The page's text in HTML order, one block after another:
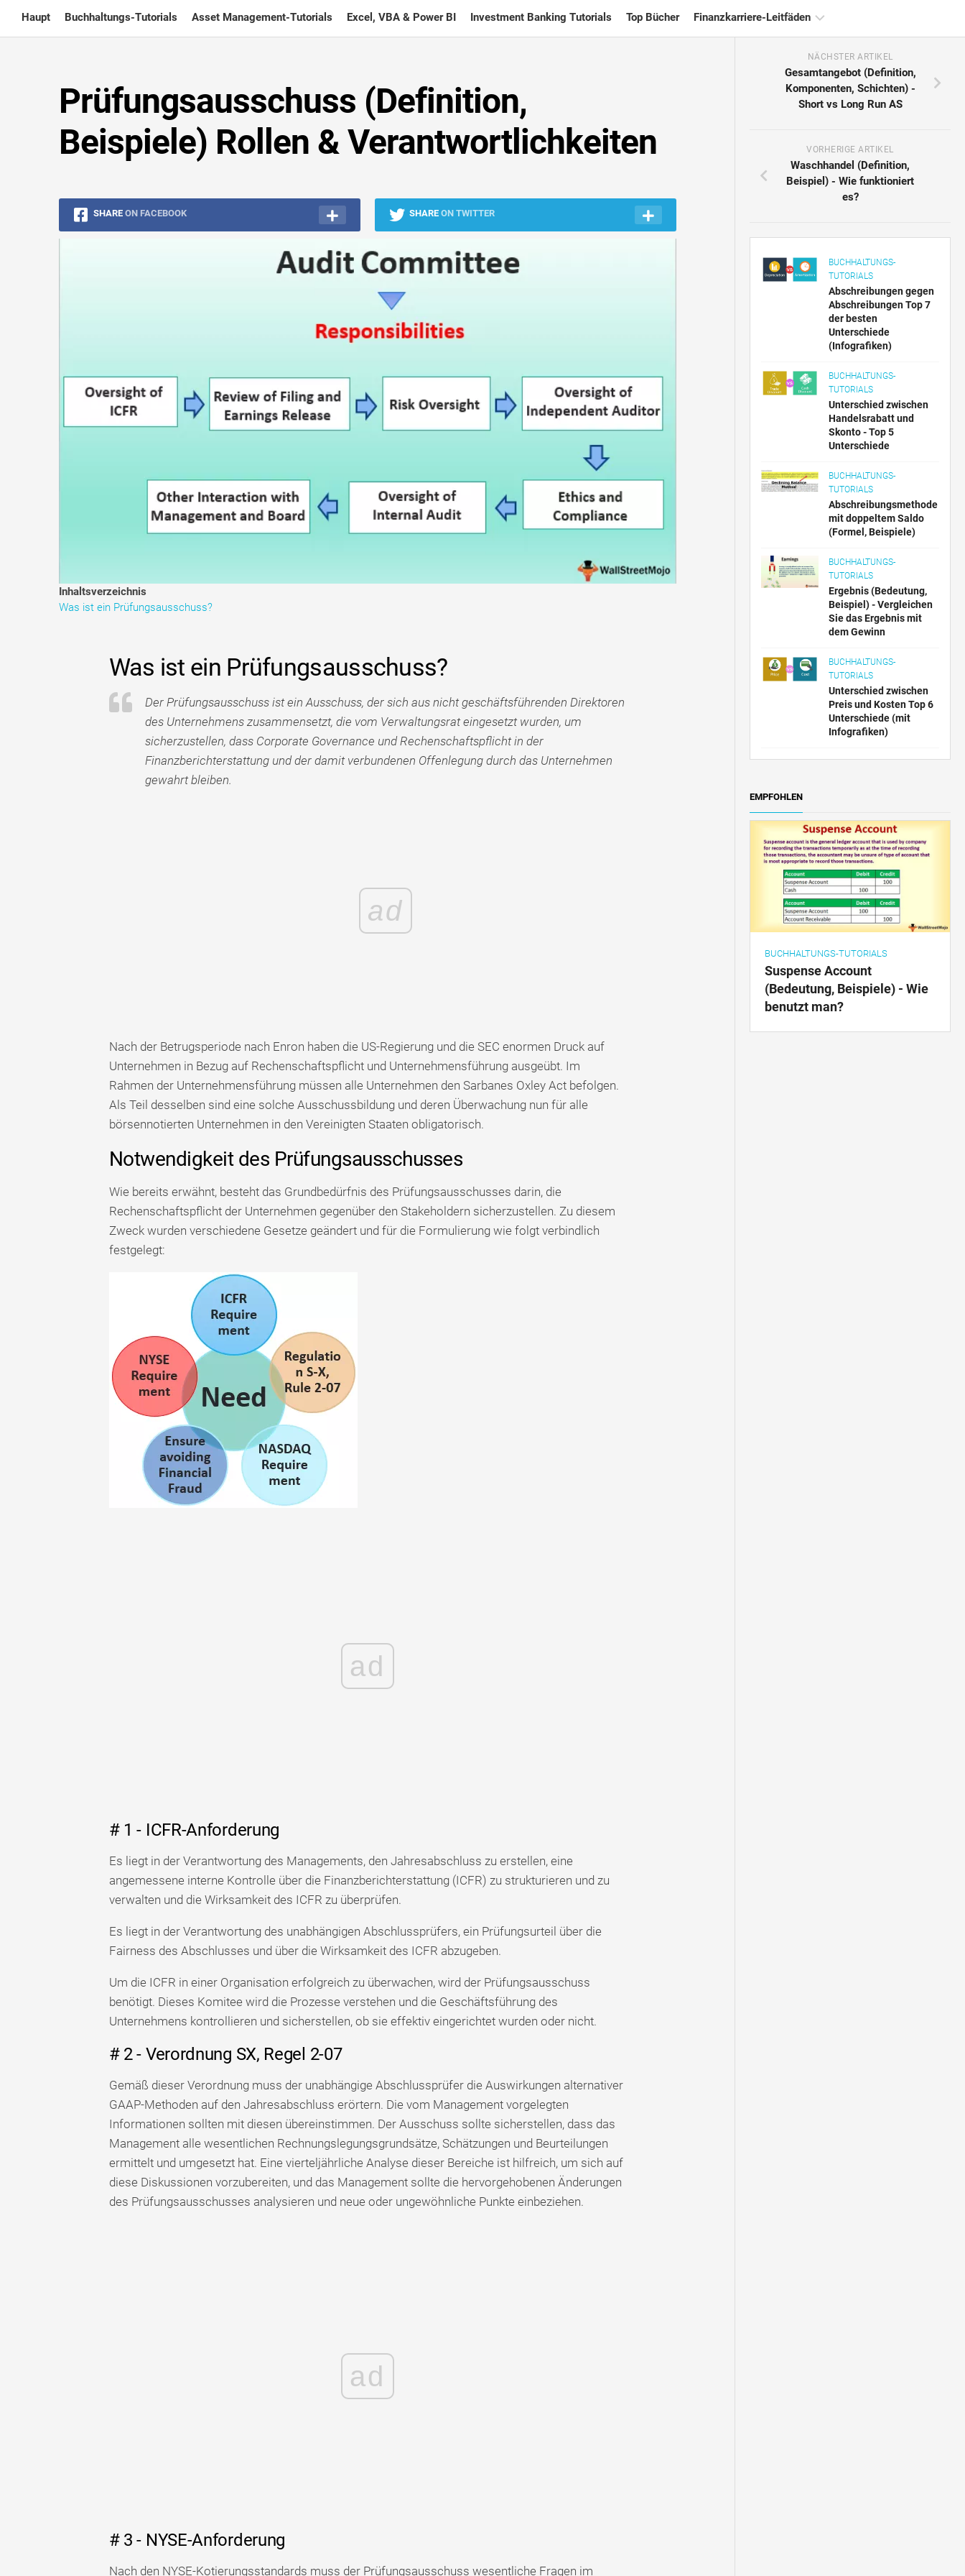
content
Haupt Buchhaltungs-Tutorials Asset Management-Tutorials Excel, VBA & Power BI Investment Banking Tutorials Top Bücher Finanzkarriere-Leitfäden
Finanzzertifizierung
Finanzmodellierung
Risikomanagement-
Prüfungsausschuss (Definition,
Beispiele) Rollen & Verantwortlichkeiten
SHARE ON FACEBOOK SHARE ON TWITTER
Inhaltsverzeichnis
Was ist ein Prüfungsausschuss?
Was ist ein Prüfungsausschuss?
Der Prüfungsausschuss ist ein Ausschuss, der sich aus nicht geschäftsführenden Direktoren
des Unternehmens zusammensetzt, die vom Verwaltungsrat eingesetzt wurden, um
sicherzustellen, dass Corporate Governance und Rechenschaftspflicht in der
Finanzberichterstattung und der damit verbundenen Offenlegung durch das Unternehmen
gewahrt bleiben.
ad
Nach der Betrugsperiode nach Enron haben die US-Regierung und die SEC enormen Druck auf
Unternehmen in Bezug auf Rechenschaftspflicht und Unternehmensführung ausgeübt. Im
Rahmen der Unternehmensführung müssen alle Unternehmen den Sarbanes Oxley Act befolgen.
Als Teil desselben sind eine solche Ausschussbildung und deren Überwachung nun für alle
börsennotierten Unternehmen in den Vereinigten Staaten obligatorisch.
Notwendigkeit des Prüfungsausschusses
Wie bereits erwähnt, besteht das Grundbedürfnis des Prüfungsausschusses darin, die
Rechenschaftspflicht der Unternehmen gegenüber den Stakeholdern sicherzustellen. Zu diesem
Zweck wurden verschiedene Gesetze geändert und für die Formulierung wie folgt verbindlich
festgelegt:
ad
# 1 - ICFR-Anforderung
Es liegt in der Verantwortung des Managements, den Jahresabschluss zu erstellen, eine
angemessene interne Kontrolle über die Finanzberichterstattung (ICFR) zu strukturieren und zu
verwalten und die Wirksamkeit des ICFR zu überprüfen.
Es liegt in der Verantwortung des unabhängigen Abschlussprüfers, ein Prüfungsurteil über die
Fairness des Abschlusses und über die Wirksamkeit des ICFR abzugeben.
Um die ICFR in einer Organisation erfolgreich zu überwachen, wird der Prüfungsausschuss
benötigt. Dieses Komitee wird die Prozesse verstehen und die Geschäftsführung des
Unternehmens kontrollieren und sicherstellen, ob sie effektiv eingerichtet wurden oder nicht.
# 2 - Verordnung SX, Regel 2-07
Gemäß dieser Verordnung muss der unabhängige Abschlussprüfer die Auswirkungen alternativer
GAAP-Methoden auf den Jahresabschluss erörtern. Die vom Management vorgelegten
Informationen sollten mit diesen übereinstimmen. Der Ausschuss sollte sicherstellen, dass das
Management alle wesentlichen Rechnungslegungsgrundsätze, Schätzungen und Beurteilungen
ermittelt und umgesetzt hat. Eine vierteljährliche Analyse dieser Bereiche ist hilfreich, um sich auf
diese Diskussionen vorzubereiten, und das Management sollte die hervorgehobenen Änderungen
des Prüfungsausschusses analysieren und neue oder ungewöhnliche Punkte einbeziehen.
ad
# 3 - NYSE-Anforderung
Nach den NYSE-Kotierungsstandards muss der Prüfungsausschuss wesentliche Fragen im
NÄCHSTER ARTIKEL
Gesamtangebot (Definition,
Komponenten, Schichten) -
Short vs Long Run AS
VORHERIGE ARTIKEL
Waschhandel (Definition,
Beispiel) - Wie funktioniert
es?
BUCHHALTUNGS-
TUTORIALS
Abschreibungen gegen
Abschreibungen Top 7
der besten
Unterschiede
(Infografiken)
BUCHHALTUNGS-
TUTORIALS
Unterschied zwischen
Handelsrabatt und
Skonto - Top 5
Unterschiede
BUCHHALTUNGS-
TUTORIALS
Abschreibungsmethode
mit doppeltem Saldo
(Formel, Beispiele)
BUCHHALTUNGS-
TUTORIALS
Ergebnis (Bedeutung,
Beispiel) - Vergleichen
Sie das Ergebnis mit
dem Gewinn
BUCHHALTUNGS-
TUTORIALS
Unterschied zwischen
Preis und Kosten Top 6
Unterschiede (mit
Infografiken)
EMPFOHLEN
BUCHHALTUNGS-TUTORIALS
Suspense Account
(Bedeutung, Beispiele) - Wie
benutzt man?